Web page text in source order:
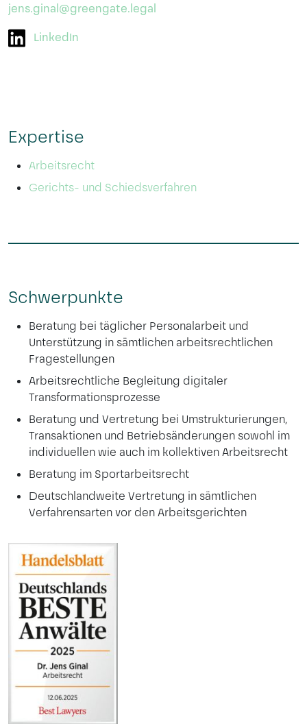
jens.ginal@greengate.legal
LinkedIn
Expertise
Arbeitsrecht
Gerichts- und Schiedsverfahren
Schwerpunkte
Beratung bei täglicher Personalarbeit und
Unterstützung in sämtlichen arbeitsrechtlichen
Fragestellungen
Arbeitsrechtliche Begleitung digitaler
Transformationsprozesse
Beratung und Vertretung bei Umstrukturierungen,
Transaktionen und Betriebsänderungen sowohl im
individuellen wie auch im kollektiven Arbeitsrecht
Beratung im Sportarbeitsrecht
Deutschlandweite Vertretung in sämtlichen
Verfahrensarten vor den Arbeitsgerichten